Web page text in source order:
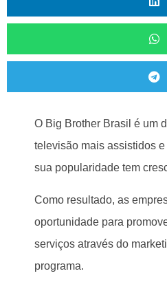
O Big Brother Brasil é um
televisão mais assistidos
sua popularidade tem
Como resultado, as
oportunidade para
serviços através do
programa.